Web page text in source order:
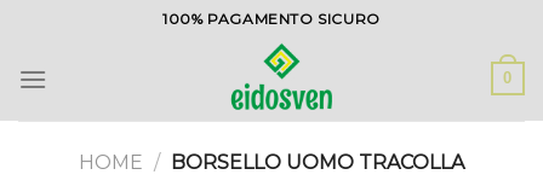
contenuti
100% PAGAMENTO SICURO
0
HOME / BORSELLO UOMO TRACOLLA